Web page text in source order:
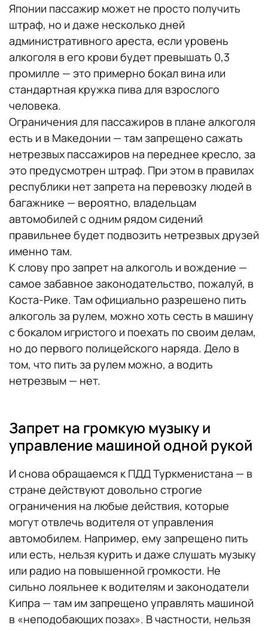
Японии пассажир может не просто получить
штраф, но и даже несколько дней
административного ареста, если уровень
алкоголя в его крови будет превышать 0,3
промилле — это примерно бокал вина или
стандартная кружка пива для взрослого
человека.
Ограничения для пассажиров в плане алкоголя
есть и в Македонии — там запрещено сажать
нетрезвых пассажиров на переднее кресло, за
это предусмотрен штраф. При этом в правилах
республики нет запрета на перевозку людей в
багажнике — вероятно, владельцам
автомобилей с одним рядом сидений
правильнее будет подвозить нетрезвых друзей
именно там.
К слову про запрет на алкоголь и вождение —
самое забавное законодательство, пожалуй, в
Коста-Рике. Там официально разрешено пить
алкоголь за рулем, можно хоть сесть в машину
с бокалом игристого и поехать по своим делам,
но до первого полицейского наряда. Дело в
том, что пить за рулем можно, а водить
нетрезвым — нет.
Запрет на громкую музыку и
управление машиной одной рукой
И снова обращаемся к ПДД Туркменистана — в
стране действуют довольно строгие
ограничения на любые действия, которые
могут отвлечь водителя от управления
автомобилем. Например, ему запрещено пить
или есть, нельзя курить и даже слушать музыку
или радио на повышенной громкости. Не
сильно лояльнее к водителям и законодатели
Кипра — там им запрещено управлять машиной
в «неподобающих позах». В частности, нельзя